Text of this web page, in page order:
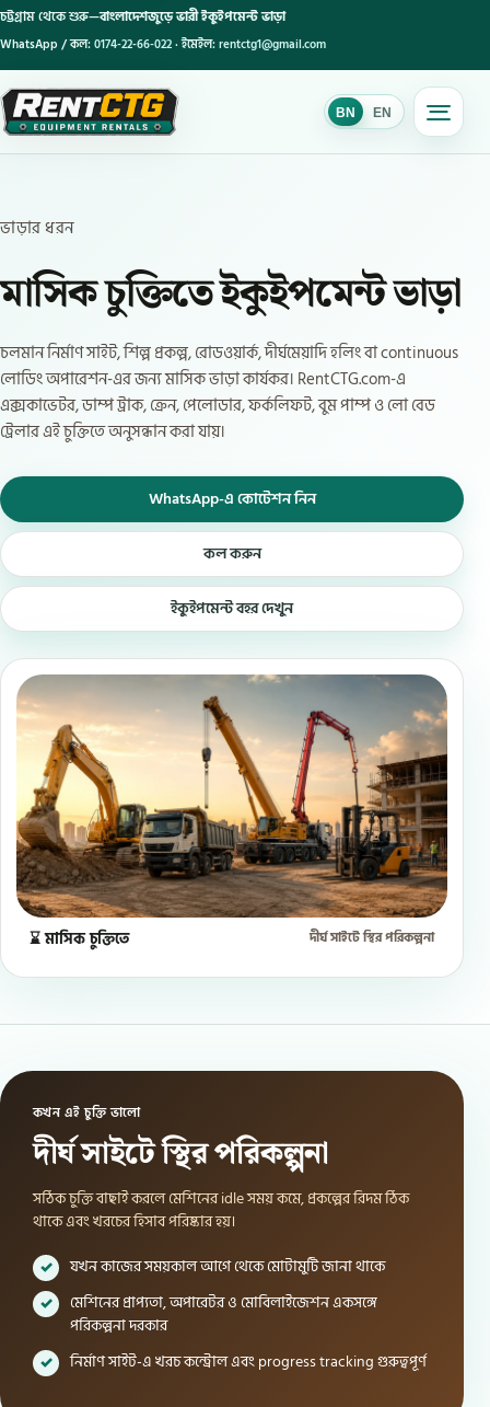
চট্টগ্রাম থেকে শুরু—বাংলাদেশজুড়ে ভারী ইকুইপমেন্ট ভাড়া
WhatsApp / কল:0174-22-66-022· ইমেইল:rentctg1@gmail.com
BN EN
BN
ভাড়ার ধরন
মাসিক চুক্তিতে ইকুইপমেন্ট ভাড়া
চলমান নির্মাণ সাইট, শিল্প প্রকল্প, রোডওয়ার্ক, দীর্ঘমেয়াদি হলিং বা continuous
লোডিং অপারেশন-এর জন্য মাসিক ভাড়া কার্যকর। RentCTG.com-এ
এক্সকাভেটর, ডাম্প ট্রাক, ক্রেন, পেলোডার, ফর্কলিফট, বুম পাম্প ও লো বেড
ট্রেলার এই চুক্তিতে অনুসন্ধান করা যায়।
WhatsApp-এ কোটেশন নিন
কল করুন
ইকুইপমেন্ট বহর দেখুন
⌛ মাসিক চুক্তিতে দীর্ঘ সাইটে স্থির পরিকল্পনা
কখন এই চুক্তি ভালো
দীর্ঘ সাইটে স্থির পরিকল্পনা
সঠিক চুক্তি বাছাই করলে মেশিনের idle সময় কমে, প্রকল্পের রিদম ঠিক
থাকে এবং খরচের হিসাব পরিষ্কার হয়।
যখন কাজের সময়কাল আগে থেকে মোটামুটি জানা থাকে
মেশিনের প্রাপ্যতা, অপারেটর ও মোবিলাইজেশন একসঙ্গে
পরিকল্পনা দরকার
নির্মাণ সাইট-এ খরচ কন্ট্রোল এবং progress tracking গুরুত্বপূর্ণ